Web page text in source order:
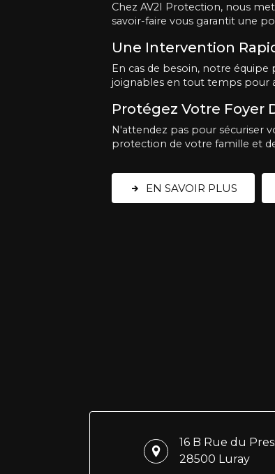
Chez AV2I Protection, nous
savoir-faire vous garantit une
Une Intervention
En cas de besoin, notre
joignables en tout temps pour
Protégez Votre Foyer
N'attendez pas pour sécuriser
protection de votre famille et
EN SAVOIR PLUS
16 B Rue du
28500 Luray